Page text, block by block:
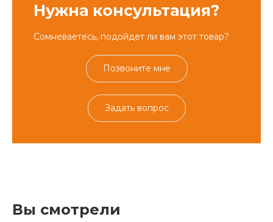
Нужна консультация?
Сомневаетесь, подойдет ли вам этот товар?
Позвоните мне
Задать вопрос
Вы смотрели